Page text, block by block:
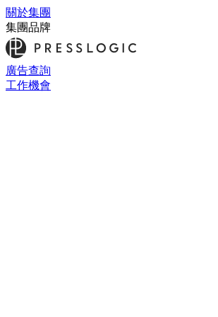
關於集團
集團品牌
廣告查詢
工作機會